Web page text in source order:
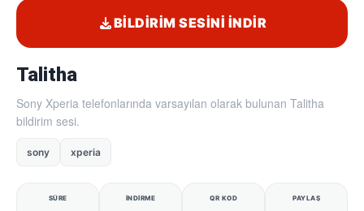
Talitha
Sony Xperia telefonlarında varsayılan olarak bulunan Talitha
bildirim sesi.
sony xperia
SÜRE İNDIRME QR KOD PAYLAŞ
BILDIRIM SESINI İNDIR